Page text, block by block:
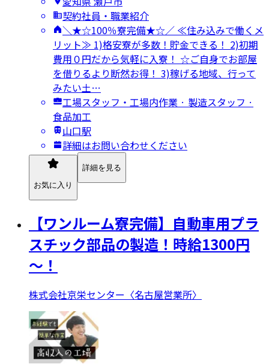
契約社員・職業紹介
＼★☆100％寮完備★☆／ ≪住み込みで働くメ
リット≫ 1)格安寮が多数！貯金できる！ 2)初期
費用０円だから気軽に入寮！ ☆ご自身でお部屋
を借りるより断然お得！ 3)稼げる地域、行って
みたい土…
工場スタッフ・工場内作業 · 製造スタッフ ·
食品加工
山口駅
詳細はお問い合わせください
お気に入り
詳細を見る
【ワンルーム寮完備】自動車用プラ
スチック部品の製造！時給1300円
～！
株式会社京栄センター〈名古屋営業所〉